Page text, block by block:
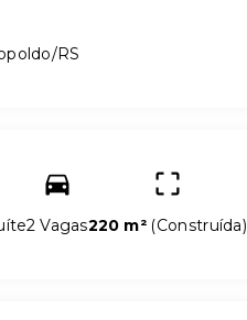
RS
2 Vagas220 m² (Construída)